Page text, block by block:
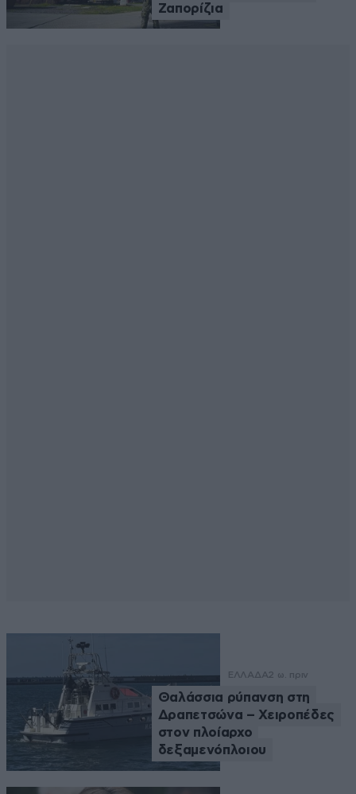
Ζαπορίζια
ΕΛΛΑΔΑ2 ω. πριν
Θαλάσσια ρύπανση στη
Δραπετσώνα – Χειροπέδες
στον πλοίαρχο
δεξαμενόπλοιου